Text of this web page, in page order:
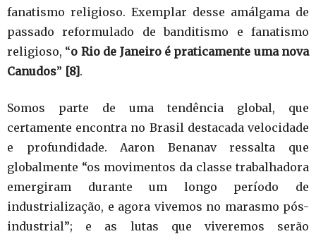
fanatismo religioso. Exemplar desse amálgama de
passado reformulado de banditismo e fanatismo
religioso, “o Rio de Janeiro é praticamente uma nova
Canudos” [8].
Somos parte de uma tendência global, que
certamente encontra no Brasil destacada velocidade
e profundidade. Aaron Benanav ressalta que
globalmente “os movimentos da classe trabalhadora
emergiram durante um longo período de
industrialização, e agora vivemos no marasmo pós-
industrial”; e as lutas que viveremos serão